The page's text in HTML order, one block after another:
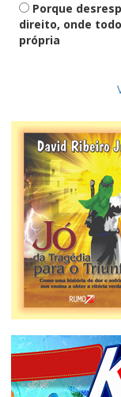
ver todas »
Porque
direito, onde
própria